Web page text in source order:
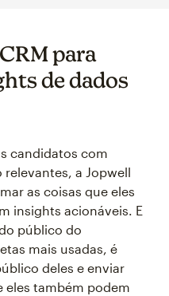
para
de dados
candidatos com
a Jopwell
as coisas que eles
insights acionáveis. E
público do
mais usadas, é
deles e enviar
eles também podem